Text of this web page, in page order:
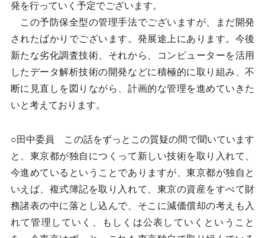
発を行っていく予定でございます。
この予防保全型の管理手法でございますが、まだ開発
されたばかりでございます。発展途上にあります。今後
新たな劣化調査技術、それから、コンピューターを活用
したデータ解析技術の開発などに積極的に取り組み、不
断に見直しを図りながら、計画的な管理を進めていきた
いと考えております。
○田中委員 この話をずっとこの質疑の間で聞いています
と、東京都が独自につくって新しい技術を取り入れて、
今進めているということでありますが、東京都が独自と
いえば、複式簿記を取り入れて、東京の資産をすべて財
務諸表の中に落とし込んで、そこに減価償却の考えも入
れて管理していく、もしくは公表していくということ